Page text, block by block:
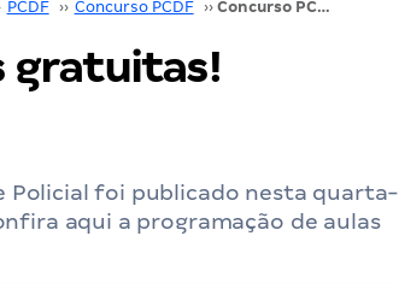
PCDF ›› Concurso PCDF ›› Concurso PCDF: aulas gratuitas! IMPERDÍVEL!
gratuitas!
Policial foi publicado nesta quarta-
aqui a programação de aulas